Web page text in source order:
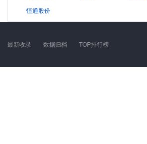
恒通股份
最新收录 数据归档 TOP排行榜